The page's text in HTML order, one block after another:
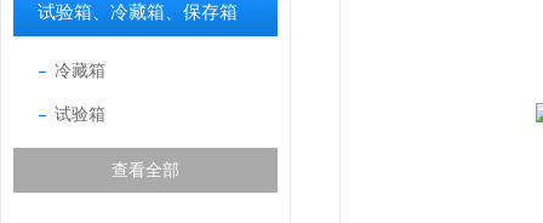
试验箱、冷藏箱、保存箱
冷藏箱
试验箱
查看全部